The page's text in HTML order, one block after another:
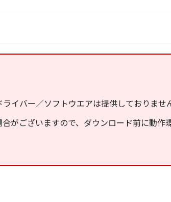
イバー／ソフトウエアは提供しておりませ
がございますので、ダウンロード前に動作